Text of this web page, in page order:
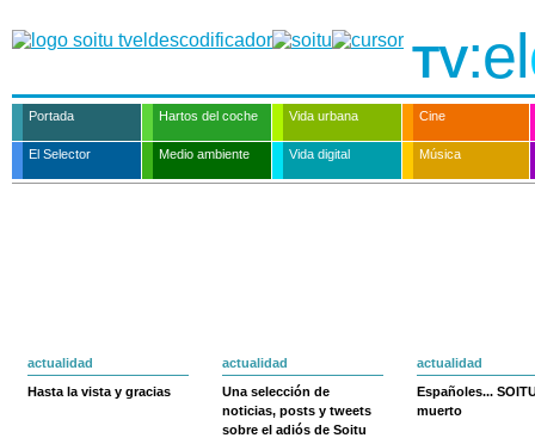
TV:el
Portada Hartos del coche Vida urbana Cine
El Selector Medio ambiente Vida digital Música
actualidad
Hasta la vista y gracias
actualidad
Una selección de
noticias, posts y tweets
sobre el adiós de Soitu
actualidad
Españoles...
muerto